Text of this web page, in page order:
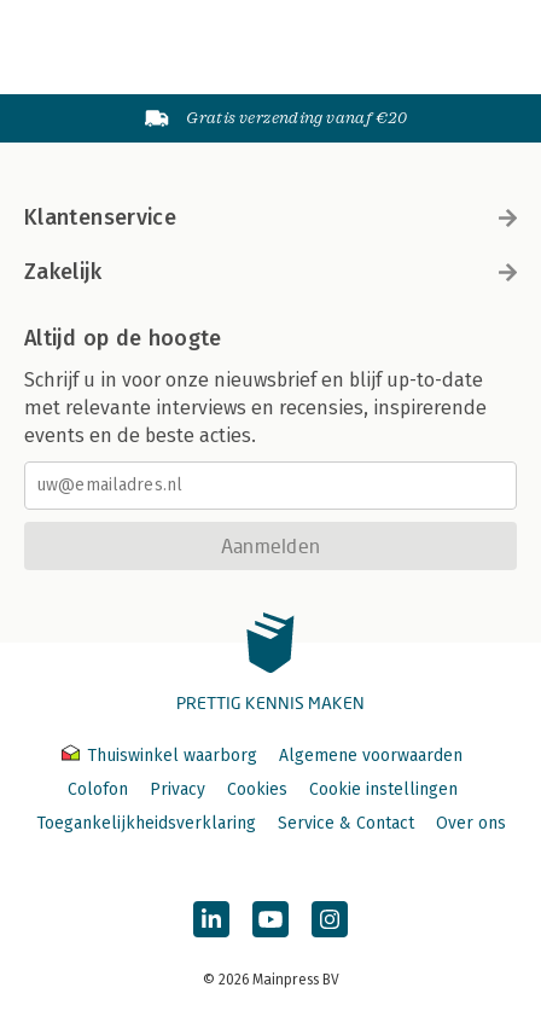
Gratis verzending vanaf €20
Klantenservice
Zakelijk
Altijd op de hoogte
Schrijf u in voor onze nieuwsbrief en blijf up-to-date
met relevante interviews en recensies, inspirerende
events en de beste acties.
Aanmelden
PRETTIG KENNIS MAKEN
Thuiswinkel waarborg
Algemene voorwaarden
Colofon
Privacy Cookies
Cookie instellingen
Toegankelijkheidsverklaring
Service & Contact Over ons
© 2026 Mainpress BV